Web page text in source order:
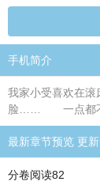
手机简介
我家小受喜欢在
脸…… 一点都不
最新章节预览 更
分卷阅读82